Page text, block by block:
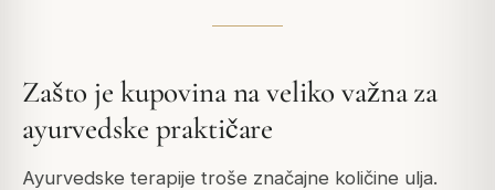
Zašto je kupovina na veliko važna za
ayurvedske praktičare
Ayurvedske terapije troše značajne količine ulja.